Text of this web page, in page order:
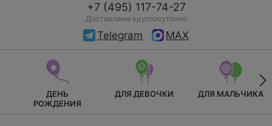
+7 (495) 117-74-27
Доставляем круглосуточно
Telegram MAX
ДЕНЬ
РОЖДЕНИЯ
ДЛЯ ДЕВОЧКИ ДЛЯ МАЛЬЧИКА